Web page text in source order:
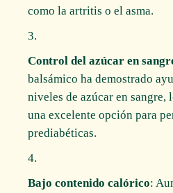
como la artritis o el asma.
Control del azúcar en
balsámico ha demostrado
niveles de azúcar en sangre,
una excelente opción para
prediabéticas.
Bajo contenido calórico: